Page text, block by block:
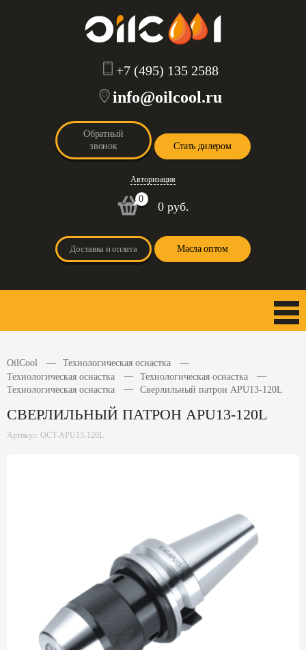
+7 (495) 135 2588
info@oilcool.ru
Обратный
звонок
Стать дилером
Авторизация
0
0 руб.
Доставка и оплата Масла оптом
OilCool
Технологическая оснастка
Технологическая оснастка
Технологическая оснастка
Технологическая оснастка
Сверлильный патрон APU13-120L
СВЕРЛИЛЬНЫЙ ПАТРОН APU13-120L
Артикул: OCT-APU13-120L